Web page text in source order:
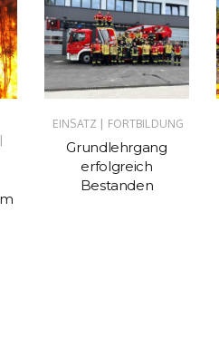
|
EINSATZ | FORTBILDUNG
Grundlehrgang
erfolgreich
Bestanden